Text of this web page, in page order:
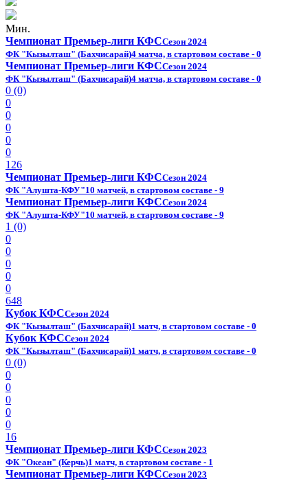
Мин.
Чемпионат Премьер-лиги КФССезон 2024
ФК "Кызылташ" (Бахчисарай)4 матча, в стартовом составе - 0
Чемпионат Премьер-лиги КФССезон 2024
ФК "Кызылташ" (Бахчисарай)4 матча, в стартовом составе - 0
0 (0)
0
0
0
0
0
126
Чемпионат Премьер-лиги КФССезон 2024
ФК "Алушта-КФУ"10 матчей, в стартовом составе - 9
Чемпионат Премьер-лиги КФССезон 2024
ФК "Алушта-КФУ"10 матчей, в стартовом составе - 9
1 (0)
0
0
0
0
0
648
Кубок КФССезон 2024
ФК "Кызылташ" (Бахчисарай)1 матч, в стартовом составе - 0
Кубок КФССезон 2024
ФК "Кызылташ" (Бахчисарай)1 матч, в стартовом составе - 0
0 (0)
0
0
0
0
0
16
Чемпионат Премьер-лиги КФССезон 2023
ФК "Океан" (Керчь)1 матч, в стартовом составе - 1
Чемпионат Премьер-лиги КФССезон 2023